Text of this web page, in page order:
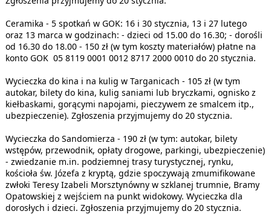
Ceramika - 5 spotkań w GOK: 16 i 30 stycznia, 13 i 27 lutego
oraz 13 marca w godzinach: - dzieci od 15.00 do 16.30; - dorośli
od 16.30 do 18.00 - 150 zł (w tym koszty materiałów) płatne na
konto GOK 05 8119 0001 0012 8717 2000 0010 do 20 stycznia.
Wycieczka do kina i na kulig w Targanicach - 105 zł (w tym
autokar, bilety do kina, kulig saniami lub bryczkami, ognisko z
kiełbaskami, gorącymi napojami, pieczywem ze smalcem itp.,
ubezpieczenie). Zgłoszenia przyjmujemy do 20 stycznia.
Wycieczka do Sandomierza - 190 zł (w tym: autokar, bilety
wstępów, przewodnik, opłaty drogowe, parkingi, ubezpieczenie)
- zwiedzanie m.in. podziemnej trasy turystycznej, rynku,
kościoła św. Józefa z kryptą, gdzie spoczywają zmumifikowane
zwłoki Teresy Izabeli Morsztynówny w szklanej trumnie, Bramy
Opatowskiej z wejściem na punkt widokowy. Wycieczka dla
dorosłych i dzieci. Zgłoszenia przyjmujemy do 20 stycznia.